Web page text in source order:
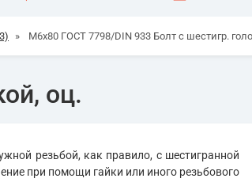
» М6х80 ГОСТ 7798/DIN 933 Болт с шестигр.
оц.
резьбой, как правило, с шестигранной
при помощи гайки или иного резьбового